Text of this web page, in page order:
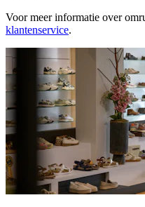
Voor meer informatie over
klantenservice.